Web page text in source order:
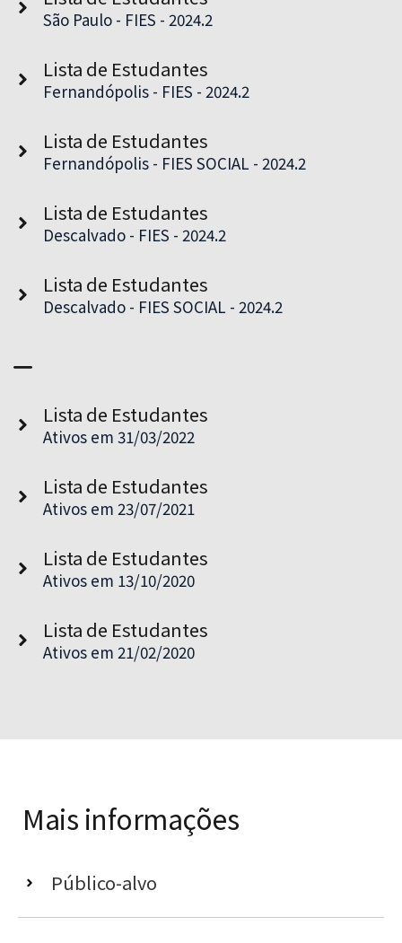
São Paulo - FIES - 2024.2
Lista de Estudantes
Fernandópolis - FIES - 2024.2
Lista de Estudantes
Fernandópolis - FIES SOCIAL - 2024.2
Lista de Estudantes
Descalvado - FIES - 2024.2
Lista de Estudantes
Descalvado - FIES SOCIAL - 2024.2
Lista de Estudantes
Ativos em 31/03/2022
Lista de Estudantes
Ativos em 23/07/2021
Lista de Estudantes
Ativos em 13/10/2020
Lista de Estudantes
Ativos em 21/02/2020
Mais informações
Público-alvo